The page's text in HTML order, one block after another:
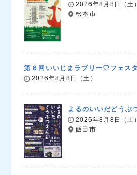
2026年8月8日（土
松本市
第６回いいじまラブリー♡フェスタ
2026年8月8日（土）
よるのいいだどうぶ
2026年8月8日（土）
飯田市